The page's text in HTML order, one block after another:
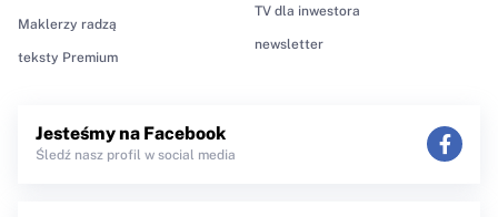
Maklerzy radzą
teksty Premium
TV dla inwestora
newsletter
Jesteśmy na Facebook
Śledź nasz profil w social media